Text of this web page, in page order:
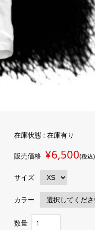
在庫状態 : 在庫有り
販売価格 ¥6,500(税込)
サイズ
カラー
数量